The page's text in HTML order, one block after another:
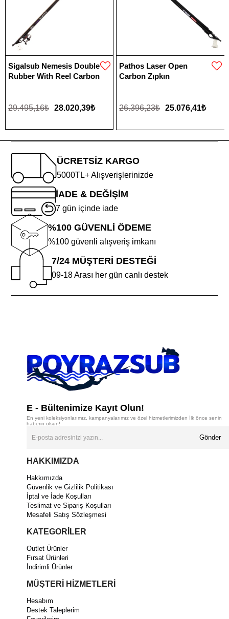
Sigalsub Nemesis Double
Rubber With Reel Carbon
28.020,39₺
29.495,16₺
Pathos Laser Open
Carbon Zıpkın
25.076,41₺
26.396,23₺
ÜCRETSİZ KARGO
5000TL+ Alışverişlerinizde
İADE & DEĞİŞİM
7 gün içinde iade
%100 GÜVENLİ ÖDEME
%100 güvenli alışveriş imkanı
7/24 MÜŞTERİ DESTEĞİ
09-18 Arası her gün canlı destek
E - Bültenimize Kayıt Olun!
En yeni koleksiyonlarımız, kampanyalarımız ve özel hizmetlerimizden İlk önce senin
haberin olsun!
Gönder
HAKKIMIZDA
Hakkımızda
Güvenlik ve Gizlilik Politikası
İptal ve İade Koşulları
Teslimat ve Sipariş Koşulları
Mesafeli Satış Sözleşmesi
KATEGORİLER
Outlet Ürünler
Fırsat Ürünleri
İndirimli Ürünler
MÜŞTERİ HİZMETLERİ
Hesabım
Destek Taleplerim